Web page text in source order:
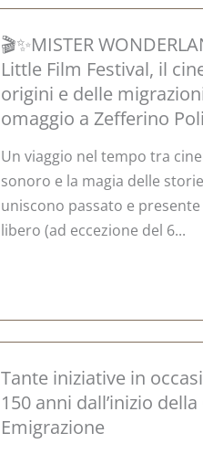
🎬✨MISTER
Little Film Festival, il
origini e delle
omaggio a Zefferino Poli
Un viaggio nel tempo tra
sonoro e la magia delle
uniscono passato e
libero (ad eccezione del 6...
Tante iniziative in
150 anni dall’inizio
Emigrazione